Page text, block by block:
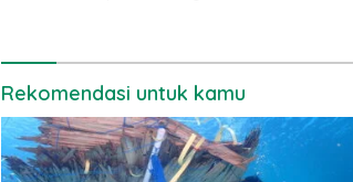
Rekomendasi untuk kamu